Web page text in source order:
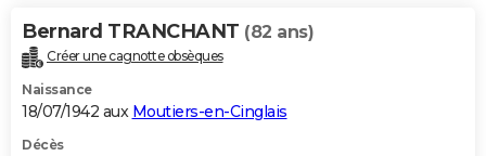
Bernard TRANCHANT (82 ans)
Créer une cagnotte obsèques
Naissance
18/07/1942 aux Moutiers-en-Cinglais
Décès